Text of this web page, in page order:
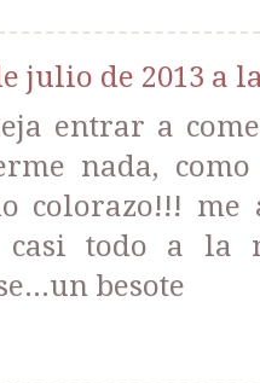
julio de 2013 a
entrar a
nada,
colorazo!!!
casi todo a la
besote